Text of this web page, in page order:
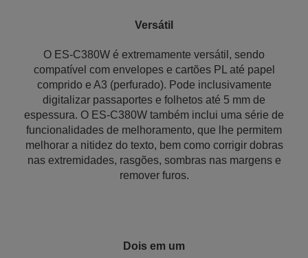
Versátil
O ES-C380W é extremamente versátil, sendo
compatível com envelopes e cartões PL até papel
comprido e A3 (perfurado). Pode inclusivamente
digitalizar passaportes e folhetos até 5 mm de
espessura. O ES-C380W também inclui uma série de
funcionalidades de melhoramento, que lhe permitem
melhorar a nitidez do texto, bem como corrigir dobras
nas extremidades, rasgões, sombras nas margens e
remover furos.
Dois em um